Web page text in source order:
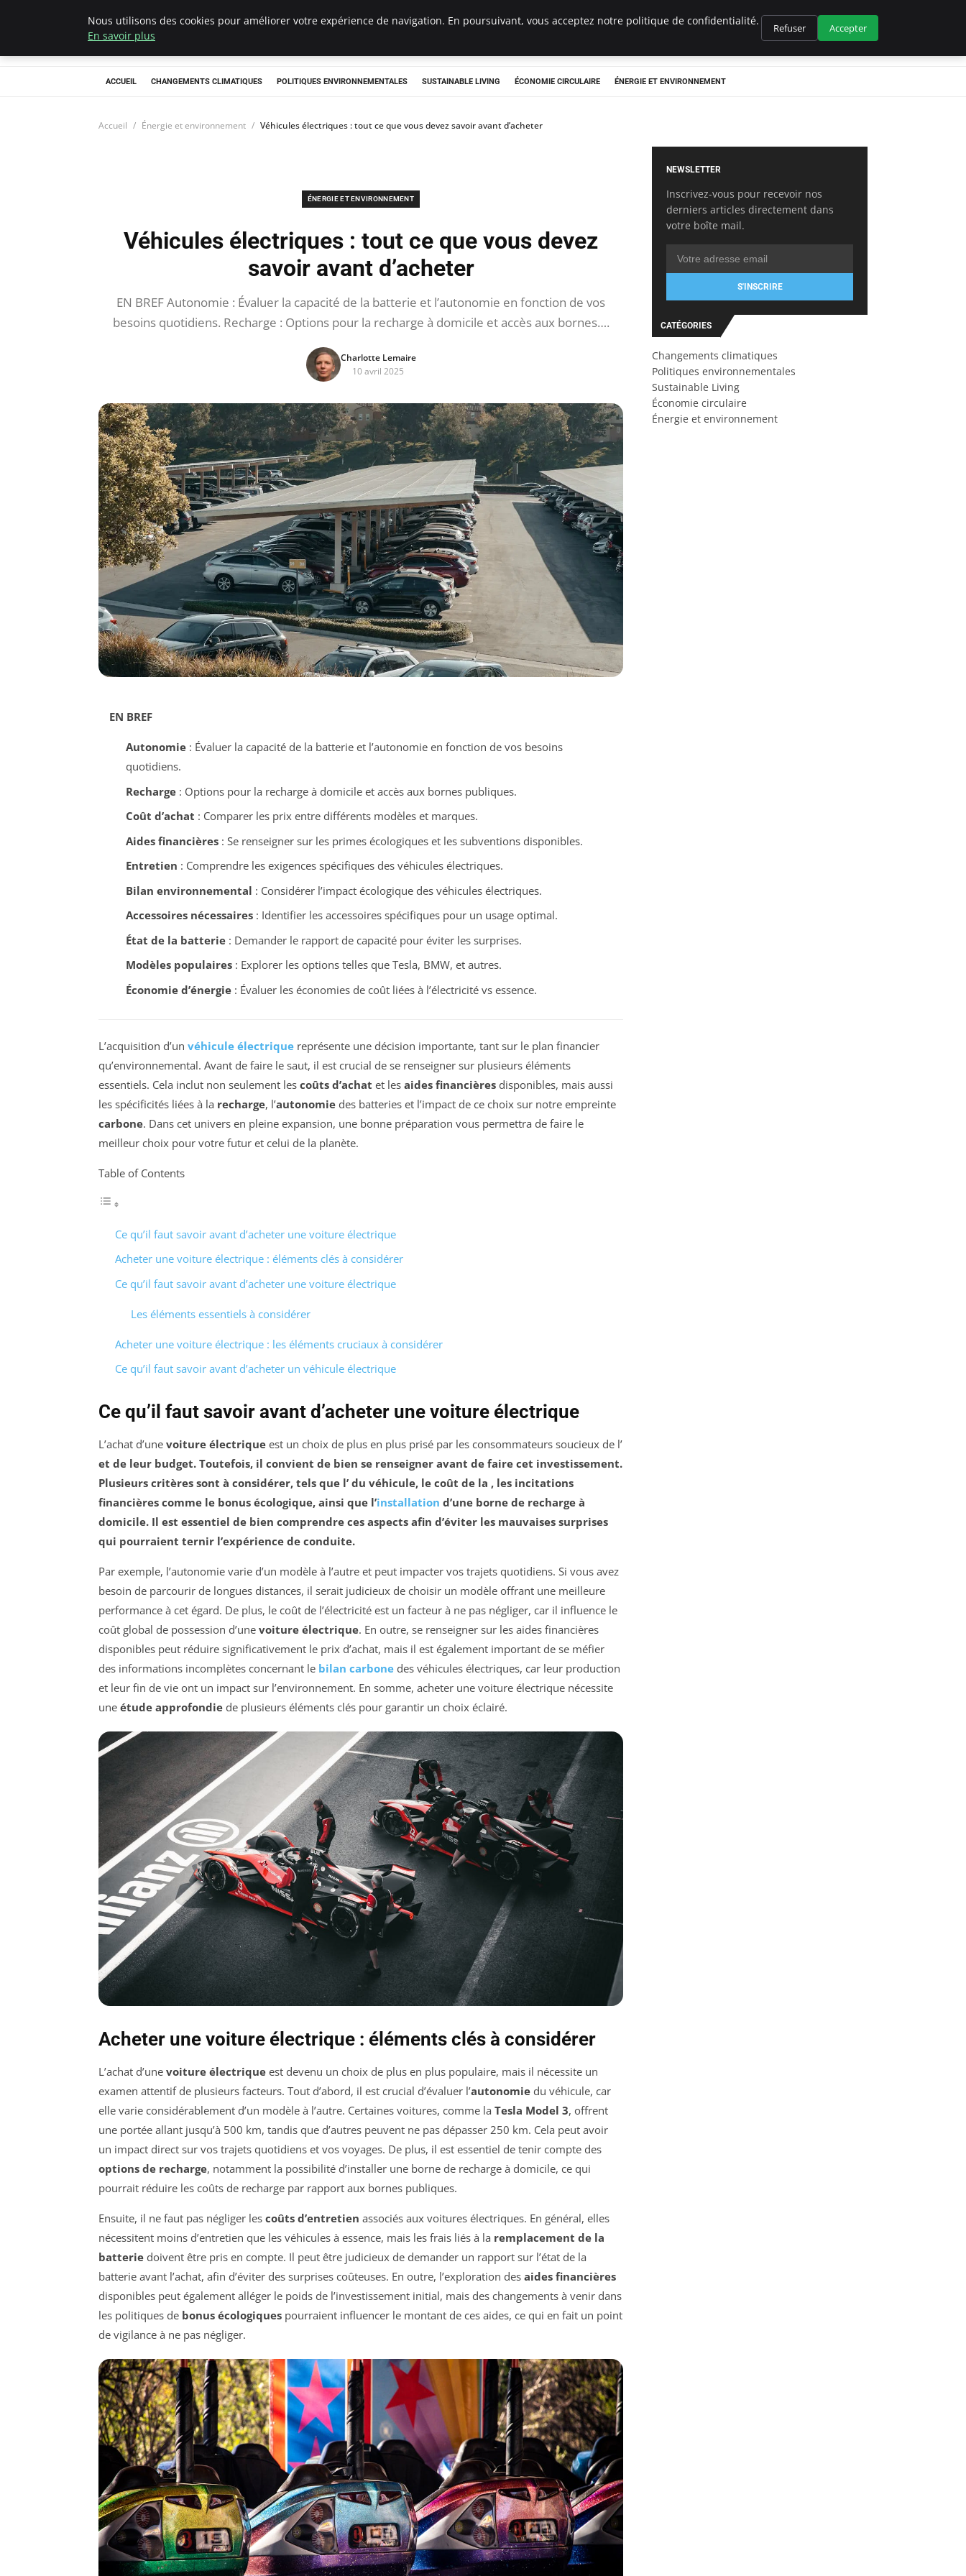
Climategatecountryclub.com
ACCUEIL CHANGEMENTS CLIMATIQUES POLITIQUES ENVIRONNEMENTALES SUSTAINABLE LIVING ÉCONOMIE CIRCULAIRE ÉNERGIE ET ENVIRONNEMENT
Accueil Énergie et environnement Véhicules électriques : tout ce que vous devez savoir avant d’acheter
ÉNERGIE ET ENVIRONNEMENT
Véhicules électriques : tout ce que vous devez
savoir avant d’acheter
EN BREF Autonomie : Évaluer la capacité de la batterie et l’autonomie en fonction de vos
besoins quotidiens. Recharge : Options pour la recharge à domicile et accès aux bornes….
Charlotte Lemaire
10 avril 2025
EN BREF
Autonomie: Évaluer la capacité de la batterie et l’autonomie en fonction de vos besoins
quotidiens.
Recharge: Options pour la recharge à domicile et accès aux bornes publiques.
Coût d’achat : Comparer les prix entre différents modèles et marques.
Aides financières: Se renseigner sur les primes écologiques et les subventions disponibles.
Entretien : Comprendre les exigences spécifiques des véhicules électriques.
Bilan environnemental : Considérer l’impact écologique des véhicules électriques.
Accessoires nécessaires: Identifier les accessoires spécifiques pour un usage optimal.
État de la batterie: Demander le rapport de capacité pour éviter les surprises.
Modèles populaires: Explorer les options telles que Tesla, BMW, et autres.
Économie d’énergie: Évaluer les économies de coût liées à l’électricité vs essence.
L’acquisition d’un véhicule électrique représente une décision importante, tant sur le plan financier
qu’environnemental. Avant de faire le saut, il est crucial de se renseigner sur plusieurs éléments
essentiels. Cela inclut non seulement les coûts d’achat et les aides financières disponibles, mais aussi
les spécificités liées à la recharge, l’autonomie des batteries et l’impact de ce choix sur notre empreinte
carbone. Dans cet univers en pleine expansion, une bonne préparation vous permettra de faire le
meilleur choix pour votre futur et celui de la planète.
Table of Contents
Ce qu’il faut savoir avant d’acheter une voiture électrique
Acheter une voiture électrique : éléments clés à considérer
Ce qu’il faut savoir avant d’acheter une voiture électrique
Les éléments essentiels à considérer
Acheter une voiture électrique : les éléments cruciaux à considérer
Ce qu’il faut savoir avant d’acheter un véhicule électrique
Ce qu’il faut savoir avant d’acheter une voiture électrique
L’achat d’une voiture électrique est un choix de plus en plus prisé par les consommateurs soucieux de l’
et de leur budget. Toutefois, il convient de bien se renseigner avant de faire cet investissement.
Plusieurs critères sont à considérer, tels que l’ du véhicule, le coût de la , les incitations
financières comme le bonus écologique, ainsi que l’installation d’une borne de recharge à
domicile. Il est essentiel de bien comprendre ces aspects afin d’éviter les mauvaises surprises
qui pourraient ternir l’expérience de conduite.
Par exemple, l’autonomie varie d’un modèle à l’autre et peut impacter vos trajets quotidiens. Si vous avez
besoin de parcourir de longues distances, il serait judicieux de choisir un modèle offrant une meilleure
performance à cet égard. De plus, le coût de l’électricité est un facteur à ne pas négliger, car il influence le
coût global de possession d’une voiture électrique. En outre, se renseigner sur les aides financières
disponibles peut réduire significativement le prix d’achat, mais il est également important de se méfier
des informations incomplètes concernant le bilan carbone des véhicules électriques, car leur production
et leur fin de vie ont un impact sur l’environnement. En somme, acheter une voiture électrique nécessite
une étude approfondie de plusieurs éléments clés pour garantir un choix éclairé.
Acheter une voiture électrique : éléments clés à considérer
L’achat d’une voiture électrique est devenu un choix de plus en plus populaire, mais il nécessite un
examen attentif de plusieurs facteurs. Tout d’abord, il est crucial d’évaluer l’autonomie du véhicule, car
elle varie considérablement d’un modèle à l’autre. Certaines voitures, comme la Tesla Model 3, offrent
une portée allant jusqu’à 500 km, tandis que d’autres peuvent ne pas dépasser 250 km. Cela peut avoir
un impact direct sur vos trajets quotidiens et vos voyages. De plus, il est essentiel de tenir compte des
options de recharge, notamment la possibilité d’installer une borne de recharge à domicile, ce qui
pourrait réduire les coûts de recharge par rapport aux bornes publiques.
Ensuite, il ne faut pas négliger les coûts d’entretien associés aux voitures électriques. En général, elles
nécessitent moins d’entretien que les véhicules à essence, mais les frais liés à la remplacement de la
batterie doivent être pris en compte. Il peut être judicieux de demander un rapport sur l’état de la
batterie avant l’achat, afin d’éviter des surprises coûteuses. En outre, l’exploration des aides financières
disponibles peut également alléger le poids de l’investissement initial, mais des changements à venir dans
les politiques de bonus écologiques pourraient influencer le montant de ces aides, ce qui en fait un point
de vigilance à ne pas négliger.
NEWSLETTER
Inscrivez-vous pour recevoir nos
derniers articles directement dans
votre boîte mail.
S'INSCRIRE
CATÉGORIES
Changements climatiques
Politiques environnementales
Sustainable Living
Économie circulaire
Énergie et environnement
Nous utilisons des cookies pour améliorer votre expérience de navigation. En poursuivant, vous acceptez notre politique de confidentialité.
En savoir plus
Refuser Accepter